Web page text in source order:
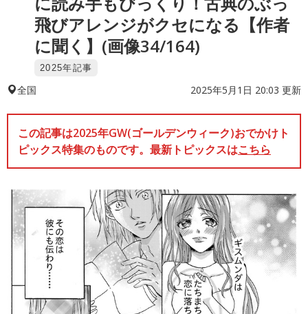
飛びアレンジがクセになる【作者
に聞く】(画像34/164)
2025年記事
全国 2025年5月1日 20:03 更新
この記事は2025年GW(ゴールデンウィーク)おでかけト
ピックス特集のものです。最新トピックスはこちら